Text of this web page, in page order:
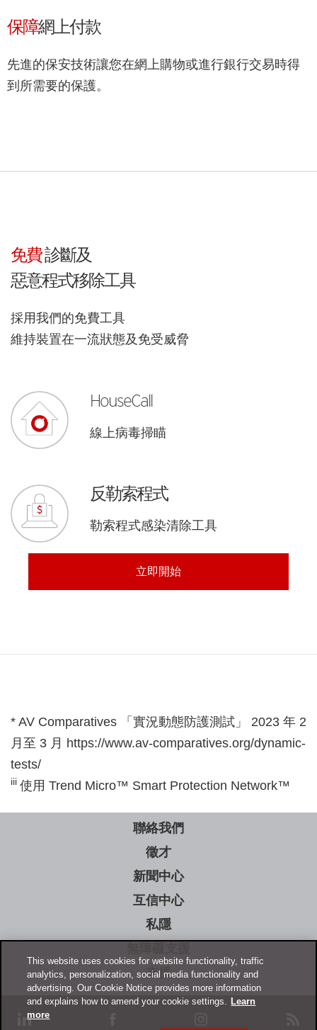
保障網上付款
先進的保安技術讓您在網上購物或進行銀行交易時得
到所需要的保護。
免費診斷及
惡意程式移除工具
採用我們的免費工具
維持裝置在一流狀態及免受威脅
HouseCall
線上病毒掃瞄
反勒索程式
勒索程式感染清除工具
立即開始
* AV Comparatives 「實況動態防護測試」 2023 年 2
月至 3 月 https://www.av-comparatives.org/dynamic-
tests/
iii 使用 Trend Micro™ Smart Protection Network™
聯絡我們
徵才
新聞中心
互信中心
私隱
支援
linkedin
This website uses cookies for website functionality, traffic
analytics, personalization, social media functionality and
advertising. Our Cookie Notice provides more information
and explains how to amend your cookie settings. Learn
more